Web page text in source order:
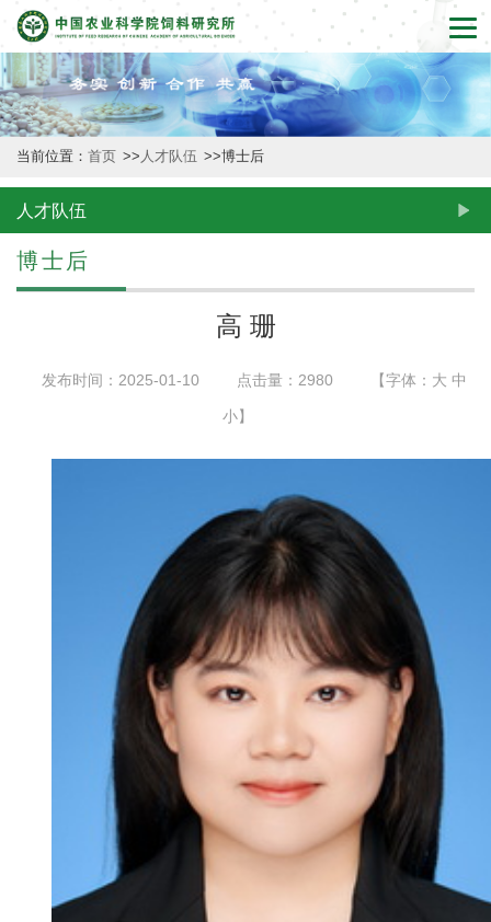
首
页
本
所
概
况
新
当前位置： 首页 >> 人才队伍 >>博士后
人才队伍
博士后
高 珊
发布时间：2025-01-10 点击量： 2980 【字体： 大 中
小】